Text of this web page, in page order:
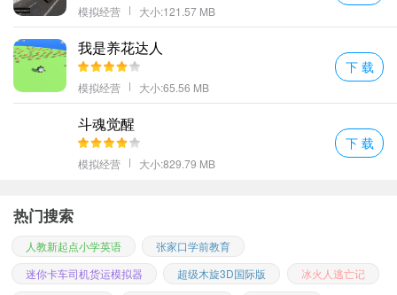
模拟经营 大小:121.57 MB
我是养花达人
模拟经营 大小:65.56 MB
下 载
斗魂觉醒
模拟经营 大小:829.79 MB
下 载
热门搜索
人教新起点小学英语
张家口学前教育
迷你卡车司机货运模拟器
超级木旋3D国际版
冰火人逃亡记